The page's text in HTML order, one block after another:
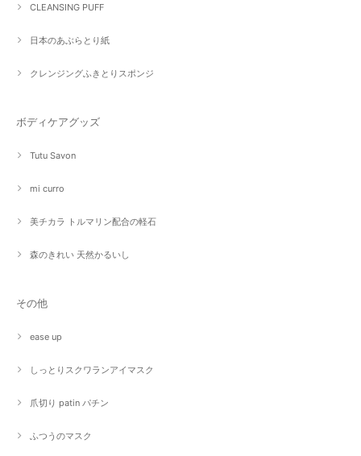
CLEANSING PUFF
日本のあぶらとり紙
クレンジングふきとりスポンジ
ボディケアグッズ
Tutu Savon
mi curro
美チカラ トルマリン配合の軽石
森のきれい 天然かるいし
その他
ease up
しっとりスクワランアイマスク
爪切り patin パチン
ふつうのマスク